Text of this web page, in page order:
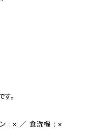
。
: × ／ 食洗機 : ×